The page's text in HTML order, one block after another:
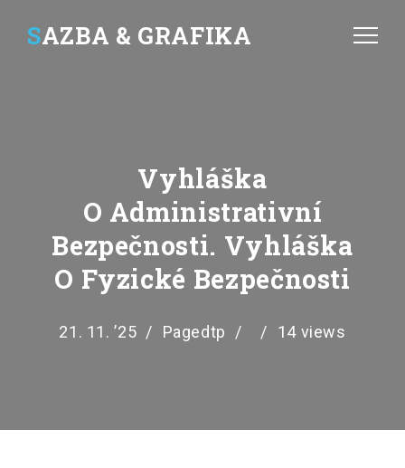
SAZBA & GRAFIKA
Vyhláška
O Administrativní
Bezpečnosti. Vyhláška
O Fyzické Bezpečnosti
21. 11. ’25 Pagedtp 14 views